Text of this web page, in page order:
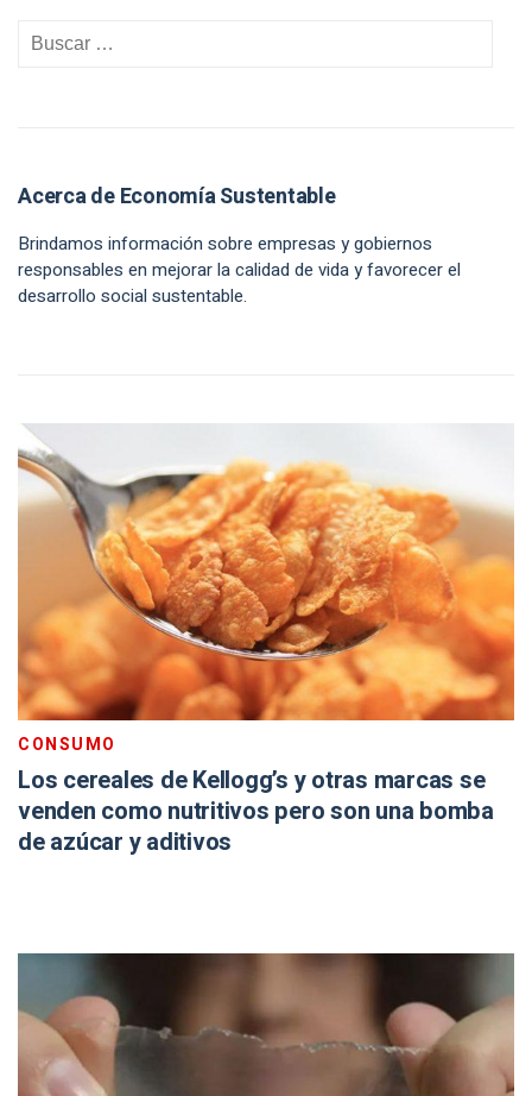
Acerca de Economía Sustentable
Brindamos información sobre empresas y gobiernos
responsables en mejorar la calidad de vida y favorecer el
desarrollo social sustentable.
CONSUMO
Los cereales de Kellogg’s y otras marcas se
venden como nutritivos pero son una bomba
de azúcar y aditivos